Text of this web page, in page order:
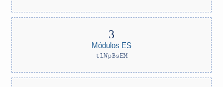
Módulos ES
tlWpBsEM